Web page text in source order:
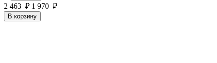
2 463 ₽ 1 970 ₽
В корзину